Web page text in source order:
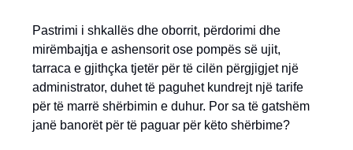
Pastrimi i shkallës dhe oborrit, përdorimi dhe
mirëmbajtja e ashensorit ose pompës së ujit,
tarraca e gjithçka tjetër për të cilën përgjigjet një
administrator, duhet të paguhet kundrejt një tarife
për të marrë shërbimin e duhur. Por sa të gatshëm
janë banorët për të paguar për këto shërbime?